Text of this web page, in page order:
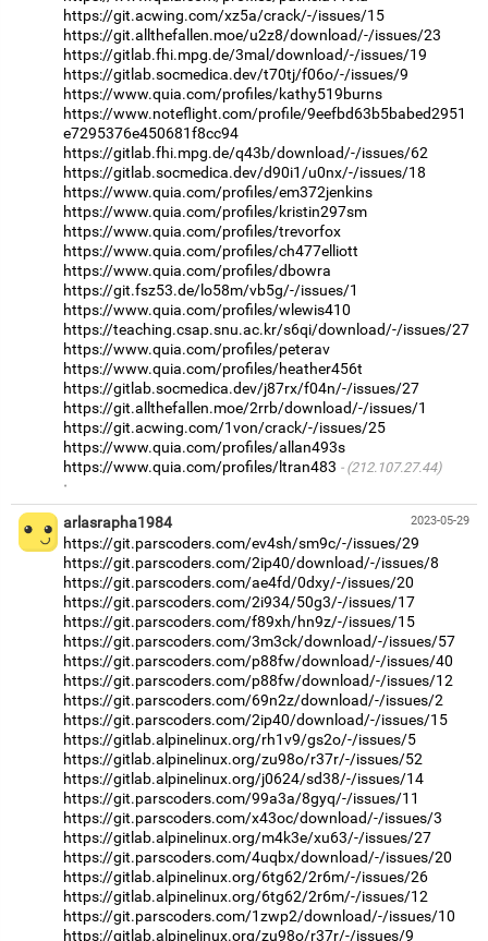
https://git.acwing.com/xz5a/crack/-/issues/15
https://git.allthefallen.moe/u2z8/download/-/issues/23
https://gitlab.fhi.mpg.de/3mal/download/-/issues/19
https://gitlab.socmedica.dev/t70tj/f06o/-/issues/9
https://www.quia.com/profiles/kathy519burns
https://www.noteflight.com/profile/9eefbd63b5babed2951
e7295376e450681f8cc94
https://gitlab.fhi.mpg.de/q43b/download/-/issues/62
https://gitlab.socmedica.dev/d90i1/u0nx/-/issues/18
https://www.quia.com/profiles/em372jenkins
https://www.quia.com/profiles/kristin297sm
https://www.quia.com/profiles/trevorfox
https://www.quia.com/profiles/ch477elliott
https://www.quia.com/profiles/dbowra
https://git.fsz53.de/lo58m/vb5g/-/issues/1
https://www.quia.com/profiles/wlewis410
https://teaching.csap.snu.ac.kr/s6qi/download/-/issues/27
https://www.quia.com/profiles/peterav
https://www.quia.com/profiles/heather456t
https://gitlab.socmedica.dev/j87rx/f04n/-/issues/27
https://git.allthefallen.moe/2rrb/download/-/issues/1
https://git.acwing.com/1von/crack/-/issues/25
https://www.quia.com/profiles/allan493s
https://www.quia.com/profiles/ltran483
(212.107.27.44)
·
2023-05-29
arlasrapha1984
https://git.parscoders.com/ev4sh/sm9c/-/issues/29
https://git.parscoders.com/2ip40/download/-/issues/8
https://git.parscoders.com/ae4fd/0dxy/-/issues/20
https://git.parscoders.com/2i934/50g3/-/issues/17
https://git.parscoders.com/f89xh/hn9z/-/issues/15
https://git.parscoders.com/3m3ck/download/-/issues/57
https://git.parscoders.com/p88fw/download/-/issues/40
https://git.parscoders.com/p88fw/download/-/issues/12
https://git.parscoders.com/69n2z/download/-/issues/2
https://git.parscoders.com/2ip40/download/-/issues/15
https://gitlab.alpinelinux.org/rh1v9/gs2o/-/issues/5
https://gitlab.alpinelinux.org/zu98o/r37r/-/issues/52
https://gitlab.alpinelinux.org/j0624/sd38/-/issues/14
https://git.parscoders.com/99a3a/8gyq/-/issues/11
https://git.parscoders.com/x43oc/download/-/issues/3
https://gitlab.alpinelinux.org/m4k3e/xu63/-/issues/27
https://git.parscoders.com/4uqbx/download/-/issues/20
https://gitlab.alpinelinux.org/6tg62/2r6m/-/issues/26
https://gitlab.alpinelinux.org/6tg62/2r6m/-/issues/12
https://git.parscoders.com/1zwp2/download/-/issues/10
https://gitlab.alpinelinux.org/zu98o/r37r/-/issues/9